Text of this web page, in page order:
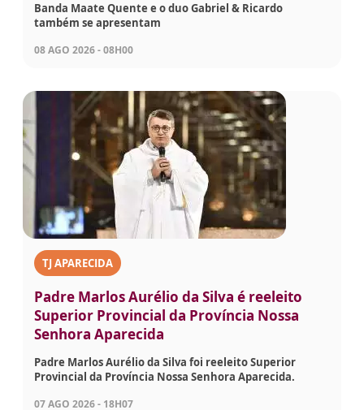
Banda Maate Quente e o duo Gabriel & Ricardo
também se apresentam
08 AGO 2026 - 08H00
TJ APARECIDA
Padre Marlos Aurélio da Silva é reeleito
Superior Provincial da Província Nossa
Senhora Aparecida
Padre Marlos Aurélio da Silva foi reeleito Superior
Provincial da Província Nossa Senhora Aparecida.
07 AGO 2026 - 18H07